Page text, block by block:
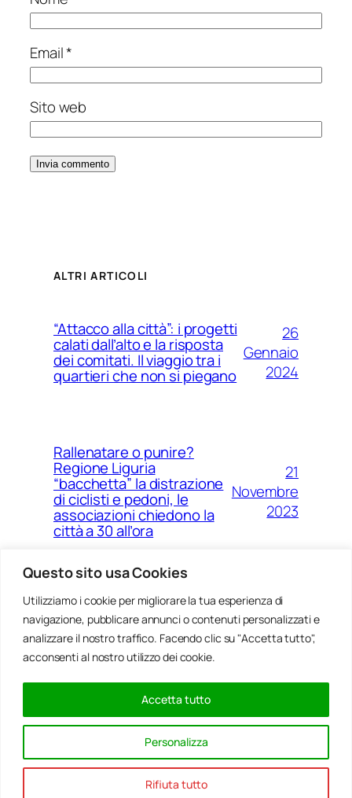
Questo sito usa Cookies
Utilizziamo i cookie per migliorare la tua esperienza di
navigazione, pubblicare annunci o contenuti personalizzati e
analizzare il nostro traffico. Facendo clic su "Accetta tutto",
acconsenti al nostro utilizzo dei cookie.
Personalizza
Rifiuta tutto
Accetta tutto
Email*
Sito web
ALTRI ARTICOLI
“Attacco alla città”: i progetti
calati dall’alto e la risposta
dei comitati. Il viaggio tra i
quartieri che non si piegano
26
Gennaio
2024
Rallenatare o punire?
Regione Liguria
“bacchetta” la distrazione
di ciclisti e pedoni, le
associazioni chiedono la
città a 30 all’ora
21
Novembre
2023
Ponte Morandi e quell’anno
zero che non è mai arrivato a
Genova
Agosto
2023
Rinnovabili, al passo della
Bocchetta un parco eolico
con 5 pale da 150 metri
Gennaio